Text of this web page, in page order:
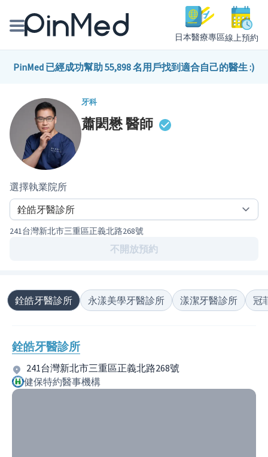
日本醫療專區線上預約
線上預約醫師、院所
醫師專欄專訪
健康主題館
PinMed 已經成功幫助 55,898 名用戶找到適合自己的醫生 :)
牙科
蕭閎懋醫師
選擇執業院所
241台灣新北市三重區正義北路268號
不開放預約
銓皓牙醫診所 永漾美學牙醫診所 漾潔牙醫診所 冠
銓皓牙醫診所
241台灣新北市三重區正義北路268號
健保特約醫事機構